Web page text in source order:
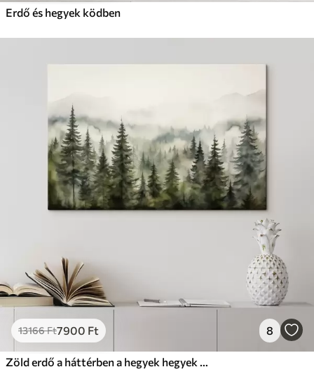
Erdő és hegyek ködben
13166Ft7900 Ft 8
Zöld erdő a háttérben a hegyek hegyek és köd akvarell